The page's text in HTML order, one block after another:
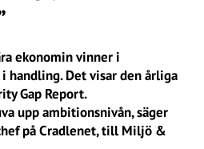
ekonomin vinner i
handling. Det visar den årliga
Gap Report.
upp ambitionsnivån, säger
på Cradlenet, till Miljö &